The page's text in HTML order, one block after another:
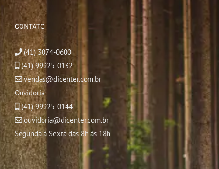
CONTATO
(41) 3074-0600
(41) 99925-0132
vendas@dicenter.com.br
Ouvidoria
(41) 99925-0144
ouvidoria@dicenter.com.br
Segunda à Sexta das 8h às 18h